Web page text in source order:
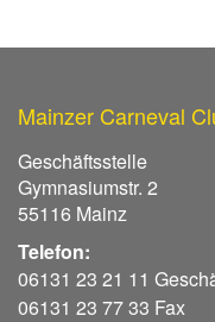
Mainzer Carneval
Geschäftsstelle
Gymnasiumstr. 2
55116 Mainz
Telefon:
06131 23 21 11
06131 23 77 33 Fax